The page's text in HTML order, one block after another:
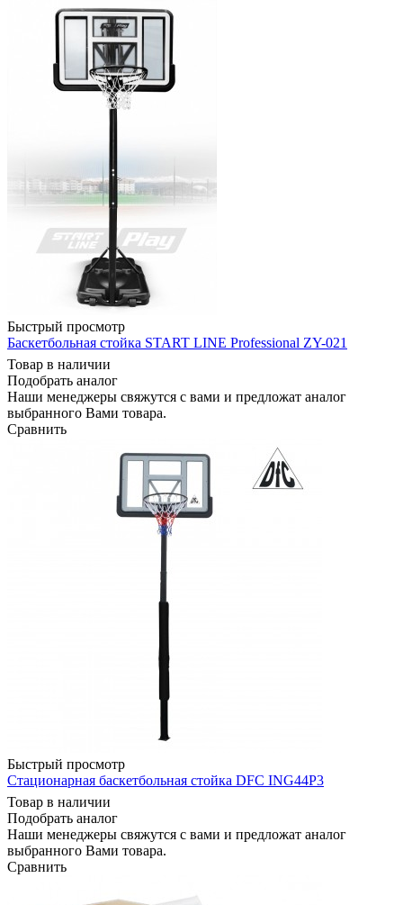
Быстрый просмотр
Баскетбольная стойка START LINE Professional ZY-021
Товар в наличии
Подобрать аналог
Наши менеджеры свяжутся с вами и предложат аналог
выбранного Вами товара.
Сравнить
Быстрый просмотр
Стационарная баскетбольная стойка DFC ING44P3
Товар в наличии
Подобрать аналог
Наши менеджеры свяжутся с вами и предложат аналог
выбранного Вами товара.
Сравнить